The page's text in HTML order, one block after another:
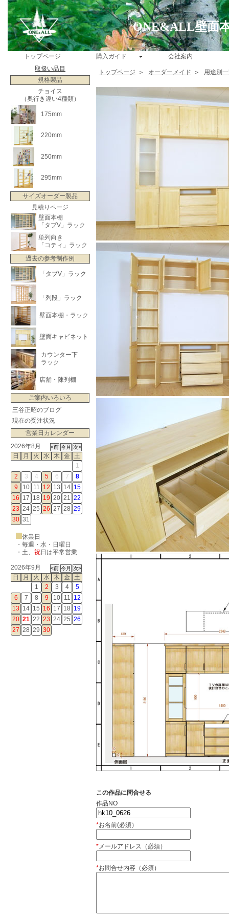
ONE&ALL壁面
トップページ 購入ガイド
会社案内
取扱い品目
規格製品
チョイス
（奥行き違い4種類）
175mm
220mm
250mm
295mm
サイズオーダー製品
見積りページ
壁面本棚
「タブV」ラック
単列向き
「コティ」ラック
過去の参考制作例
「タブV」ラック
「列段」ラック
壁面本棚・ラック
壁面キャビネット
カウンター下
ラック
店舗・陳列棚
ご案内いろいろ
三谷正昭のブログ
現在の受注状況
営業日カレンダー
2026年8月
日
月 火 水 木 金
土
1
2
3 4 5 6 7
8
9
10 11 12 13 14 15
16 17 18 19 20 21 22
23 24 25 26 27 28 29
30 31
休業日
・毎週・水・日曜日
・ 土、 祝日は平常営業
2026年9月
日
月 火 水 木 金
土
1
2 3 4
5
6
7 8 9 10 11 12
13 14 15 16 17 18 19
20 21 22 23 24 25 26
27 28 29 30
トップページ ＞ オーダーメイド ＞ 用途別
この作品に問合せる
作品NO
*お名前(必須）
*メールアドレス（必須）
*お問合せ内容（必須）